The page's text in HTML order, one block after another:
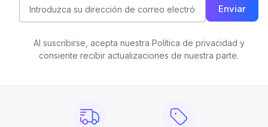
Enviar
Al suscribirse, acepta nuestra Política de privacidad y
consiente recibir actualizaciones de nuestra parte.